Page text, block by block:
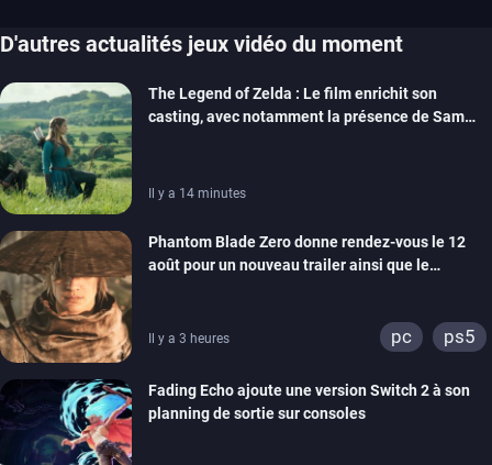
D'autres actualités jeux vidéo du moment
The Legend of Zelda : Le film enrichit son
casting, avec notamment la présence de Sam
Il y a 14 minutes
Phantom Blade Zero donne rendez-vous le 12
août pour un nouveau trailer ainsi que le
Il y a 3 heures pc ps5
Fading Echo ajoute une version Switch 2 à son
planning de sortie sur consoles